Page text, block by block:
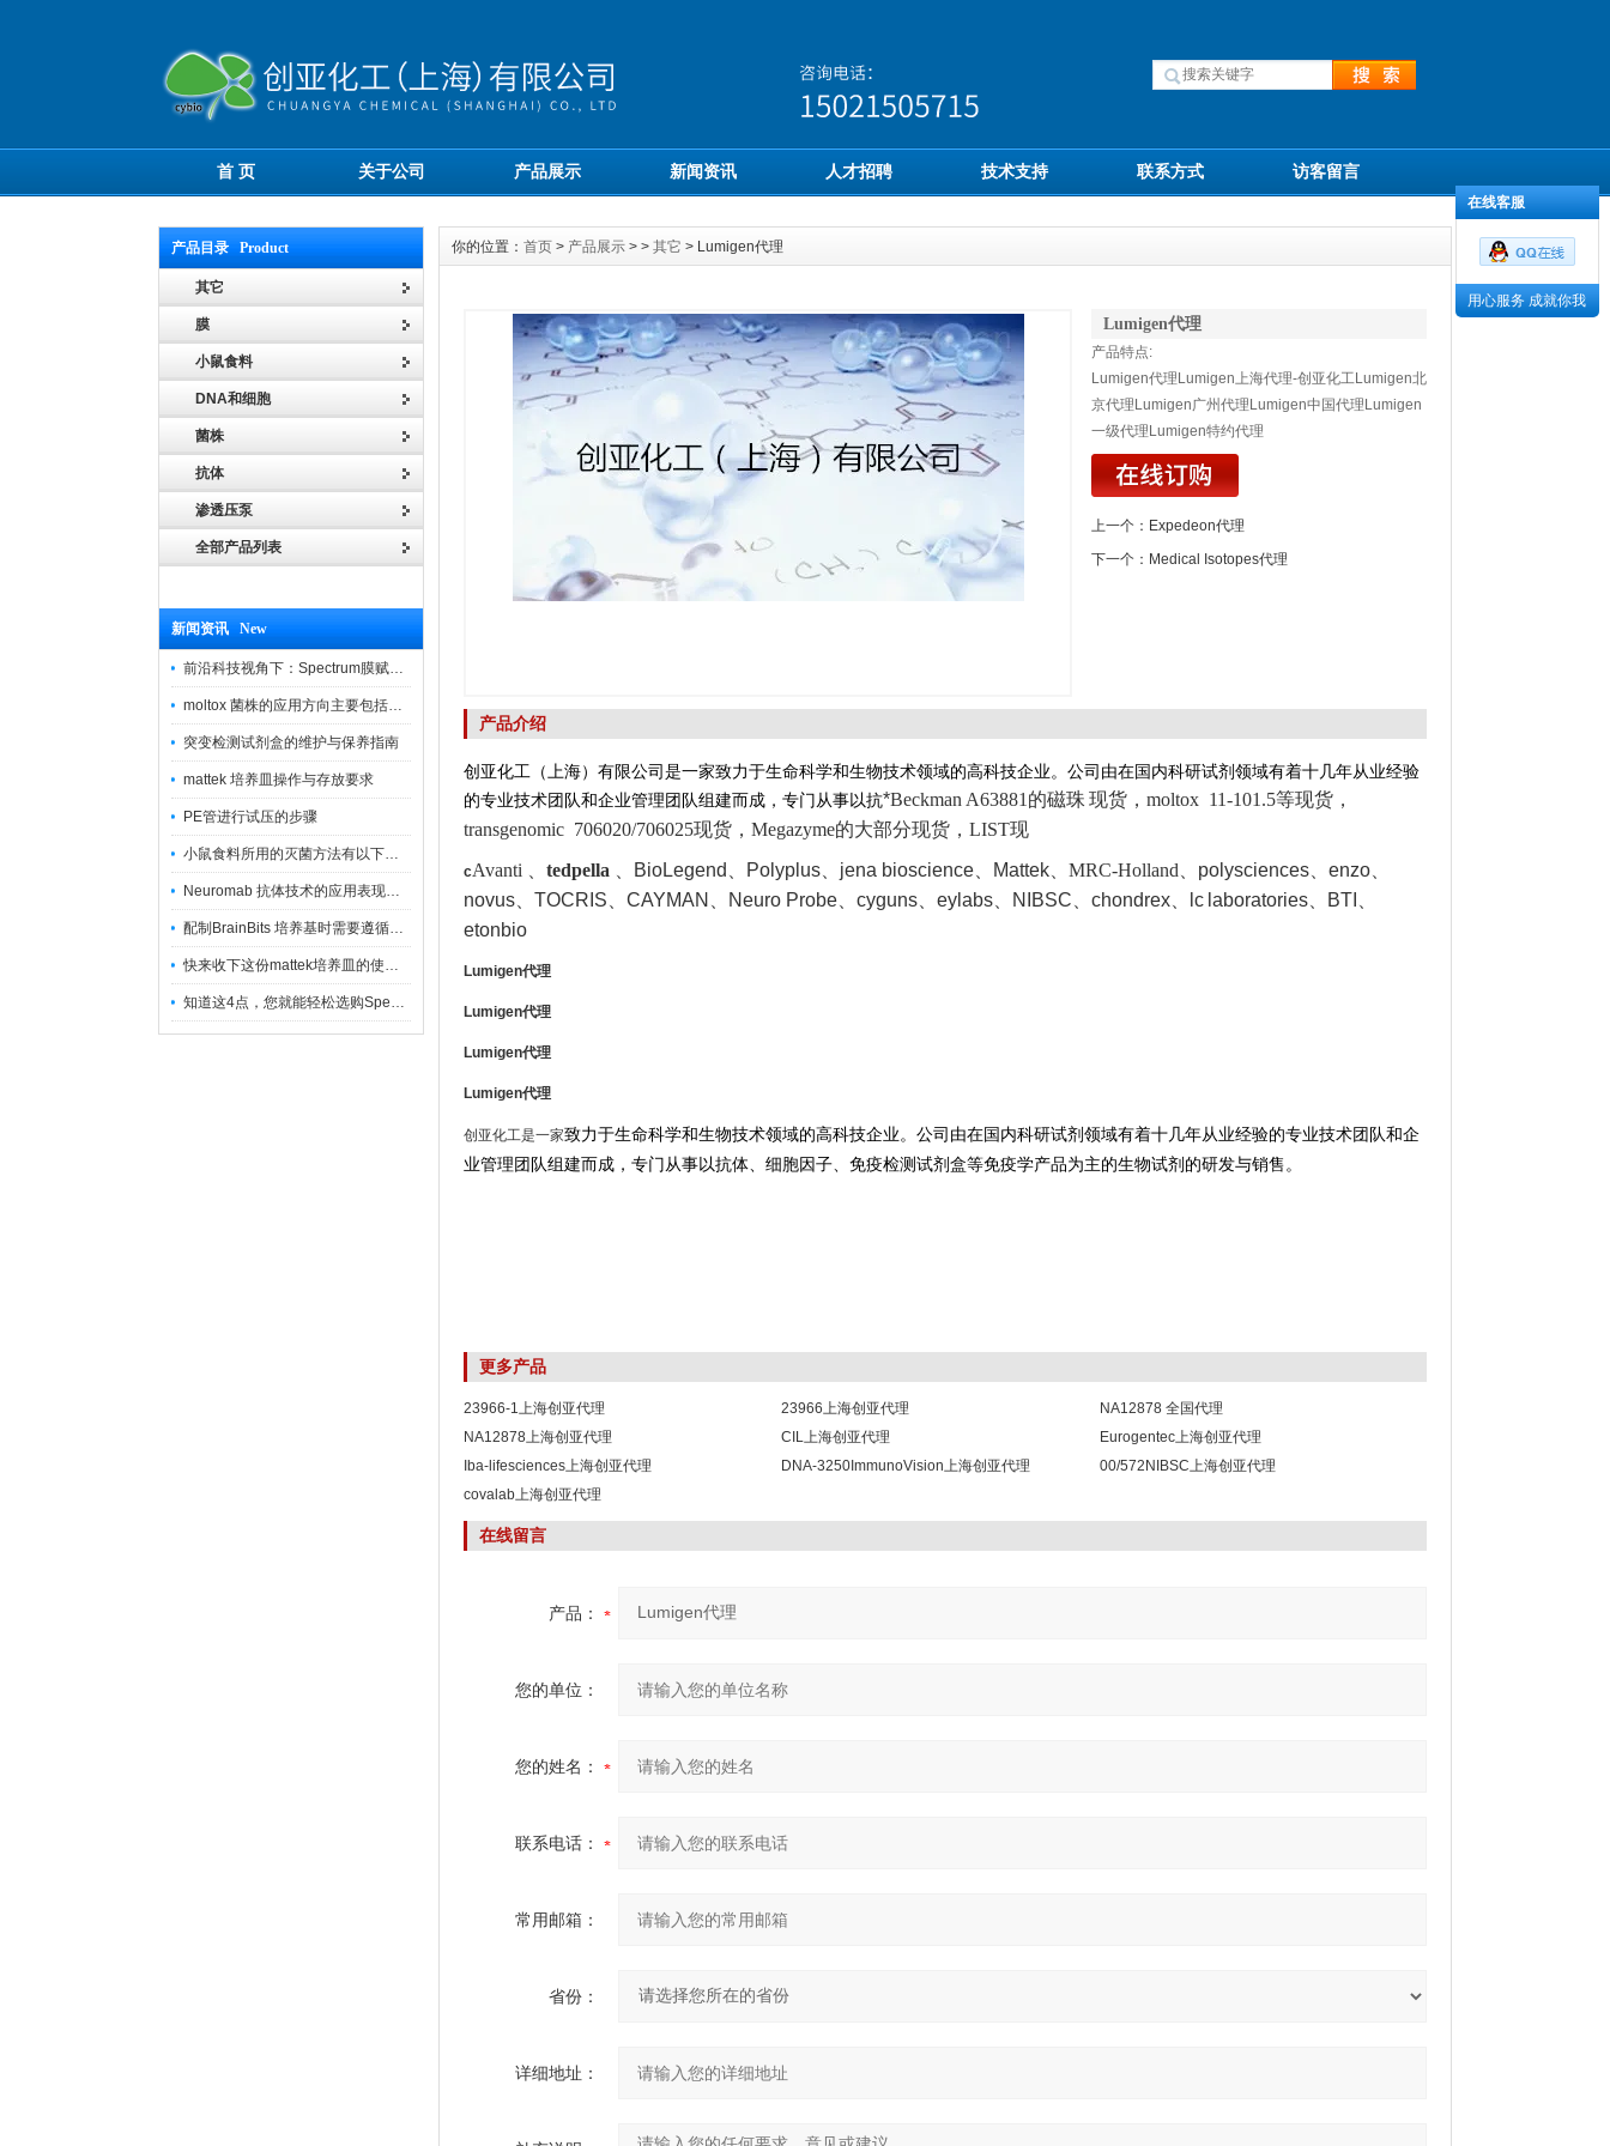
首 页 关于公司 产品展示 新闻资讯 人才招聘 技术支持 联系方式 访客留言
产品目录 Product
其它
膜
小鼠食料
DNA和细胞
菌株
抗体
渗透压泵
全部产品列表
新闻资讯 New
前沿科技视角下：Spectrum膜赋能精密制造
moltox 菌株的应用方向主要包括以下几个方面
突变检测试剂盒的维护与保养指南
mattek 培养皿操作与存放要求
PE管进行试压的步骤
小鼠食料所用的灭菌方法有以下三种
Neuromab 抗体技术的应用表现在这几方面
配制BrainBits 培养基时需要遵循的原则
快来收下这份mattek培养皿的使用指南
知道这4点，您就能轻松选购Spectrum 膜
你的位置： 首页 > 产品展示 > > 其它 > Lumigen代理
Lumigen代理
产品特点:
Lumigen代理Lumigen上海代理-创亚化工Lumigen北
京代理Lumigen广州代理Lumigen中国代理Lumigen
一级代理Lumigen特约代理
上一个： Expedeon代理
下一个： Medical Isotopes代理
产品介绍
创亚化工（上海）有限公司是一家致力于生命科学和生物技术领域的高科技企业。公司由在国内科研试剂领域有着十几年从业经验
的专业技术团队和企业管理团队组建而成，专门从事以抗*Beckman A63881的磁珠 现货，moltox 11-101.5等现货，
transgenomic 706020/706025现货，Megazyme的大部分现货，LIST现
cAvanti 、 tedpella BioLegend、Polyplus、jena bioscience、Mattek 、MRC-Holland 、polysciences、enzo、
novus 、TOCRIS 、CAYMAN、Neuro Probe、cyguns、eylabs、NIBSC 、chondrex、lc laboratories、BTI
etonbio
Lumigen代理
Lumigen代理
Lumigen代理
Lumigen代理
创亚化工是一家致力于生命科学和生物技术领域的高科技企业。公司由在国内科研试剂领域有着十几年从业经验的专业技术团队和企
业管理团队组建而成，专门从事以抗体、细胞因子、免疫检测试剂盒等免疫学产品为主的生物试剂的研发与销售。
更多产品
23966-1上海创亚代理 23966上海创亚代理
NA12878 全国代理
NA12878上海创亚代理
CIL上海创亚代理
Eurogentec上海创亚代理
Iba-lifesciences上海创亚代理
DNA-3250ImmunoVision上海创亚代理
00/572NIBSC上海创亚代理
covalab上海创亚代理
在线留言
产品：
您的单位：
您的姓名：
联系电话：
常用邮箱：
省份：
详细地址：
在线客服
用心服务 成就你我